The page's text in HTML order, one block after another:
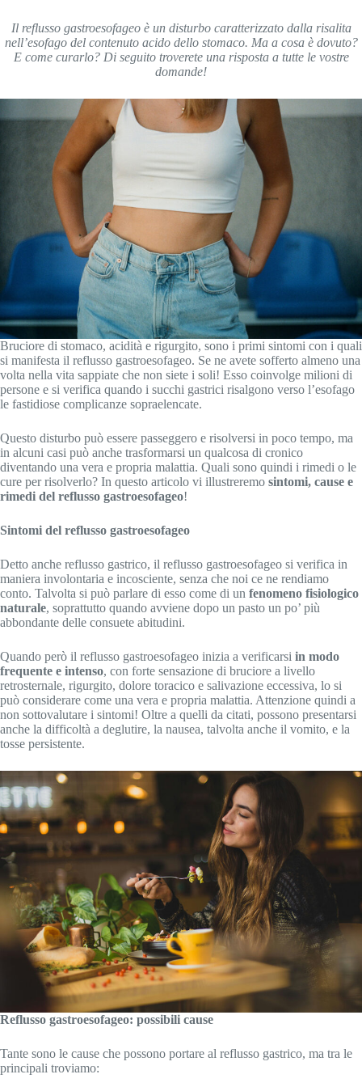
Il reflusso gastroesofageo è un disturbo caratterizzato dalla risalita
nell’esofago del contenuto acido dello stomaco. Ma a cosa è dovuto?
E come curarlo? Di seguito troverete una risposta a tutte le vostre
domande!
Bruciore di stomaco, acidità e rigurgito, sono i primi sintomi con i quali
si manifesta il reflusso gastroesofageo. Se ne avete sofferto almeno una
volta nella vita sappiate che non siete i soli! Esso coinvolge milioni di
persone e si verifica quando i succhi gastrici risalgono verso l’esofago
le fastidiose complicanze sopraelencate.
Questo disturbo può essere passeggero e risolversi in poco tempo, ma
in alcuni casi può anche trasformarsi un qualcosa di cronico
diventando una vera e propria malattia. Quali sono quindi i rimedi o le
cure per risolverlo? In questo articolo vi illustreremo sintomi, cause e
rimedi del reflusso gastroesofageo!
Sintomi del reflusso gastroesofageo
Detto anche reflusso gastrico, il reflusso gastroesofageo si verifica in
maniera involontaria e incosciente, senza che noi ce ne rendiamo
conto. Talvolta si può parlare di esso come di un fenomeno fisiologico
naturale, soprattutto quando avviene dopo un pasto un po’ più
abbondante delle consuete abitudini.
Quando però il reflusso gastroesofageo inizia a verificarsi in modo
frequente e intenso, con forte sensazione di bruciore a livello
retrosternale, rigurgito, dolore toracico e salivazione eccessiva, lo si
può considerare come una vera e propria malattia. Attenzione quindi a
non sottovalutare i sintomi! Oltre a quelli da citati, possono presentarsi
anche la difficoltà a deglutire, la nausea, talvolta anche il vomito, e la
tosse persistente.
Reflusso gastroesofageo: possibili cause
Tante sono le cause che possono portare al reflusso gastrico, ma tra le
principali troviamo: